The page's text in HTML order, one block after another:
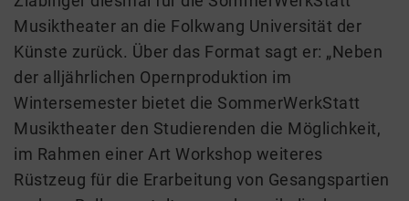
Musiktheater an die Folkwang Universität der
Künste zurück. Über das Format sagt er: „Neben
der alljährlichen Opernproduktion im
Wintersemester bietet die SommerWerkStatt
Musiktheater den Studierenden die Möglichkeit,
im Rahmen einer Art Workshop weiteres
Rüstzeug für die Erarbeitung von Gesangspartien